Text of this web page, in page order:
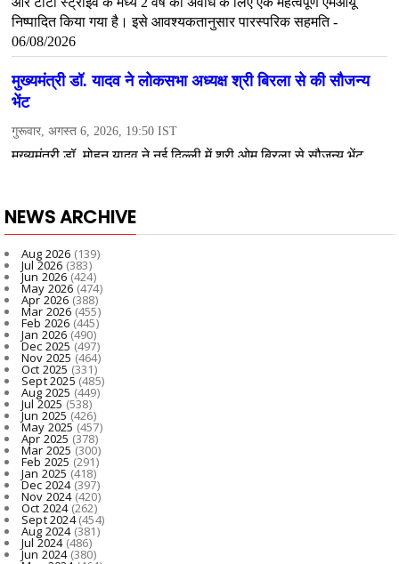
NEWS ARCHIVE
Aug 2026 (139)
Jul 2026 (383)
Jun 2026(424)
May 2026(474)
Apr 2026 (388)
Mar 2026(455)
Feb 2026 (445)
Jan 2026 (490)
Dec 2025(497)
Nov 2025 (464)
Oct 2025 (331)
Sept 2025 (485)
Aug 2025 (449)
Jul 2025 (538)
Jun 2025(426)
May 2025(457)
Apr 2025 (378)
Mar 2025 (300)
Feb 2025 (291)
Jan 2025 (418)
Dec 2024(397)
Nov 2024(420)
Oct 2024(262)
Sept 2024(454)
Aug 2024(381)
Jul 2024(486)
Jun 2024(380)